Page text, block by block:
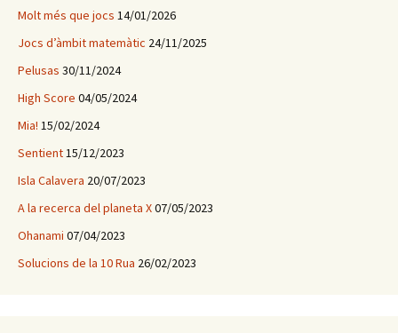
Molt més que jocs 14/01/2026
Jocs d’àmbit matemàtic 24/11/2025
Pelusas 30/11/2024
High Score 04/05/2024
Mia! 15/02/2024
Sentient15/12/2023
Isla Calavera 20/07/2023
A la recerca del planeta X07/05/2023
Ohanami 07/04/2023
Solucions de la 10 Rua 26/02/2023